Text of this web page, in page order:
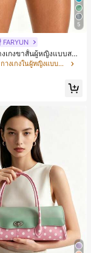
5
FARYUN
เกงขาสั้นผู้หญิงแบบสบา
อเนกประสงค์ กางเกงขา
สำหรับวิ่ง ฟิตเนส และก
ในฤดูร้อน
ใน กางเกงในผู้หญิงแบบแอคทีฟ